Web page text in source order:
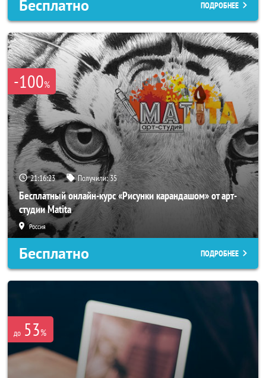
Бесплатно ПОДРОБНЕЕ
-100%
21:16:20 Получили:35
Бесплатный онлайн-курс «Рисунки карандашом» от арт-
студии Matita
Россия
Бесплатно ПОДРОБНЕЕ
до 53%